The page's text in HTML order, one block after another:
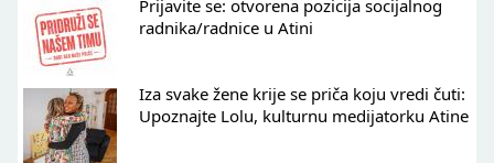
Prijavite se: otvorena pozicija socijalnog
radnika/radnice u Atini
Iza svake žene krije se priča koju vredi čuti:
Upoznajte Lolu, kulturnu medijatorku Atine